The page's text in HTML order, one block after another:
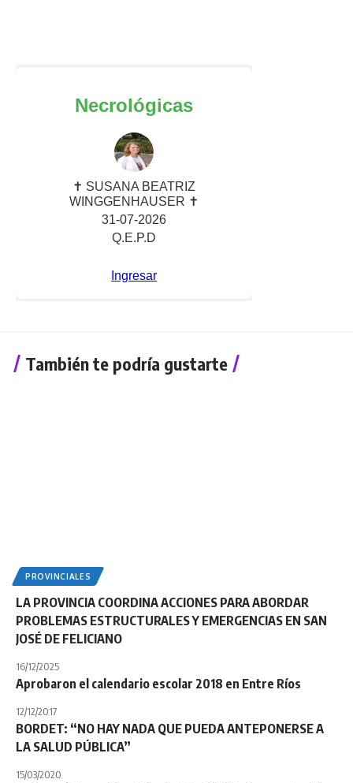
También te podría gustarte
PROVINCIALES
LA PROVINCIA COORDINA ACCIONES PARA ABORDAR
PROBLEMAS ESTRUCTURALES Y EMERGENCIAS EN SAN
JOSÉ DE FELICIANO
16/12/2025
Aprobaron el calendario escolar 2018 en Entre Ríos
12/12/2017
BORDET: “NO HAY NADA QUE PUEDA ANTEPONERSE A
LA SALUD PÚBLICA”
15/03/2020